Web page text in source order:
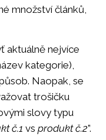
množství článků,
aktuálně nejvíce
kategorie),
Naopak, se
trošičku
slovy typu
č.1 vs produkt č.2”.